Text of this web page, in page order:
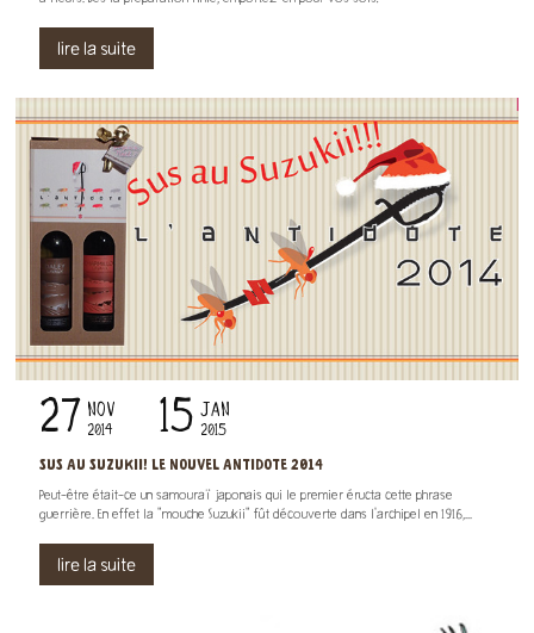
lire la suite
27 NOV
2014 15 JAN
2015
SUS AU SUZUKII! LE NOUVEL ANTIDOTE 2014
Peut-être était-ce un samouraï japonais qui le premier éructa cette phrase
guerrière. En effet la "mouche Suzukii" fût découverte dans l'archipel en 1916,...
lire la suite